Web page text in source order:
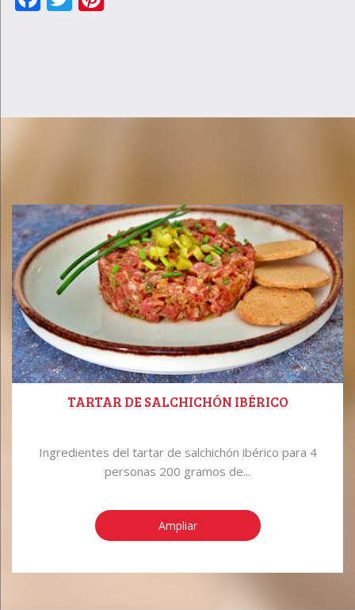
TARTAR DE SALCHICHÓN IBÉRICO
Ingredientes del tartar de salchichón ibérico para 4
personas 200 gramos de...
Ampliar